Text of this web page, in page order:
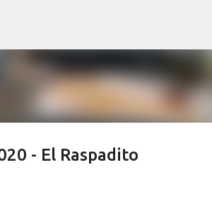
- El Raspadito